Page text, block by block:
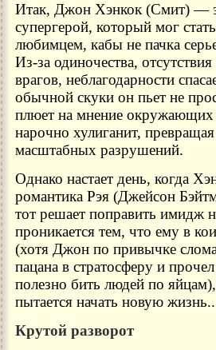
Итак, Джон Хэнкок (Смит) —
супергерой, который мог
любимцем, кабы не пачка
Из-за одиночества,
врагов, неблагодарности
обычной скуки он пьет не
плюет на мнение окружающих
нарочно хулиганит,
масштабных разрушений.
Однако настает день, когда
романтика Рэя (Джейсон
тот решает поправить имидж
проникается тем, что ему в
(хотя Джон по привычке
пацана в стратосферу и
полезно бить людей по
пытается начать новую
Крутой разворот